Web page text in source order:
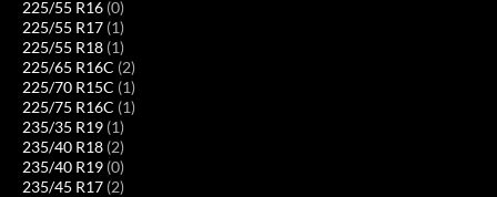
225/55 R16 (0)
225/55 R17 (1)
225/55 R18 (1)
225/65 R16C (2)
225/70 R15C (1)
225/75 R16C (1)
235/35 R19 (1)
235/40 R18 (2)
235/40 R19 (0)
235/45 R17 (2)